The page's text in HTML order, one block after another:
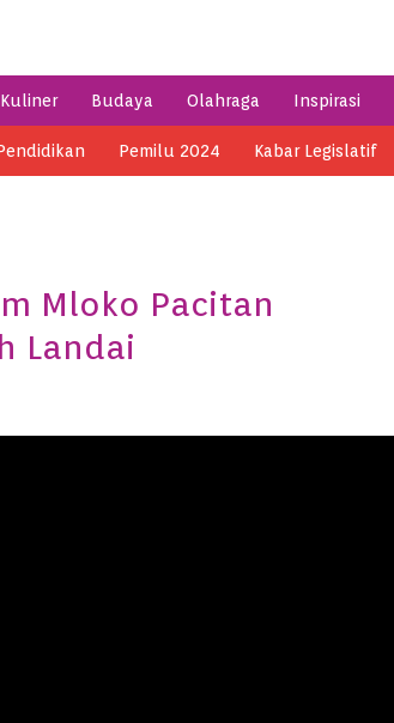
Kuliner Budaya Olahraga Inspirasi
Pemilu 2024 Kabar Legislatif
Mloko Pacitan
Landai